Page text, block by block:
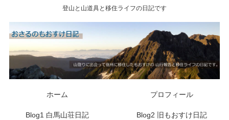
登山と山道具と移住ライフの日記です
ホーム プロフィール
Blog1 白馬山荘日記 Blog2 旧もおすけ日記